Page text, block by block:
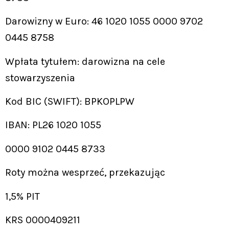
Darowizny w Euro: 46 1020 1055 0000 9702
0445 8758
Wpłata tytułem: darowizna na cele
stowarzyszenia
Kod BIC (SWIFT): BPKOPLPW
IBAN: PL26 1020 1055
0000 9102 0445 8733
Roty można wesprzeć, przekazując
1,5% PIT
KRS 0000409211